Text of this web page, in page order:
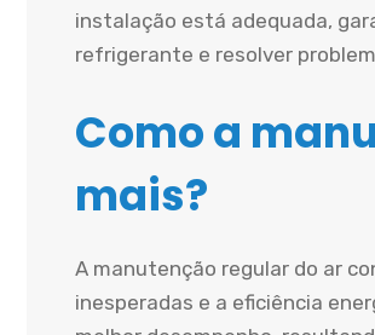
instalação está adequada,
refrigerante e resolver
Como a
mais?
A manutenção regular do ar
inesperadas e a eficiência